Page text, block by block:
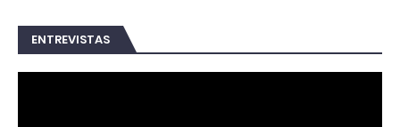
ENTREVISTAS